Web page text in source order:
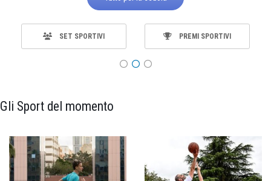
SET SPORTIVI PREMI SPORTIVI
Gli Sport del momento